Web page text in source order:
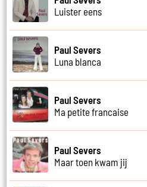
Luister eens
Paul Severs
Luna blanca
Paul Severs
Ma petite francaise
Paul Severs
Maar toen kwam jij